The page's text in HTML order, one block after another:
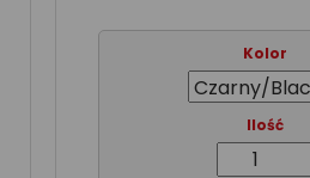
Kolor
Ilość